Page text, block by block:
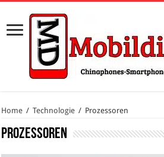
Home / Technologie / Prozessoren
Prozessoren